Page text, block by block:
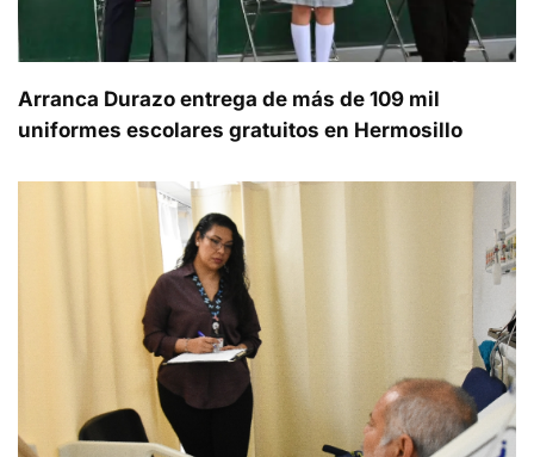
Arranca Durazo entrega de más de 109 mil
uniformes escolares gratuitos en Hermosillo